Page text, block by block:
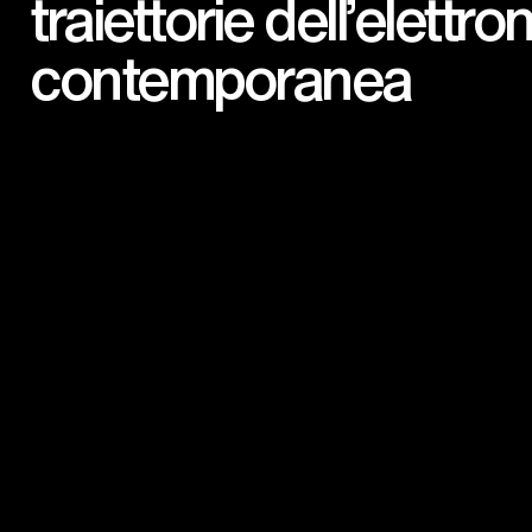
traiettorie
contemporanea